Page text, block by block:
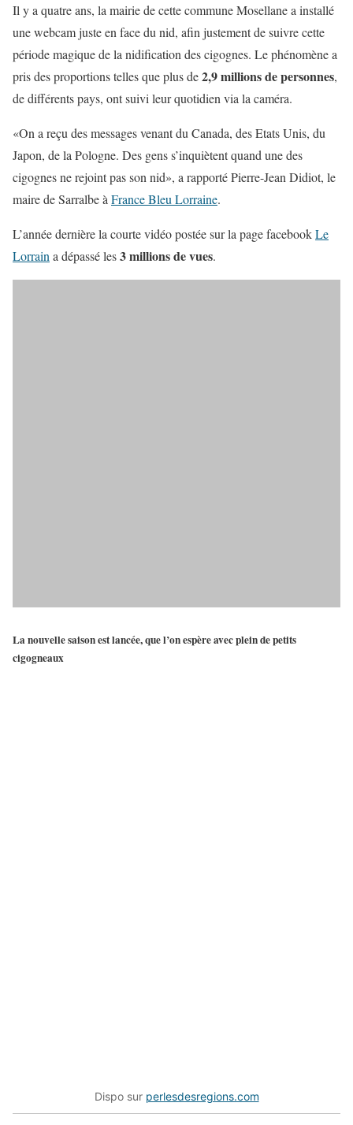
Il y a quatre ans, la mairie de cette commune Mosellane a installé
une webcam juste en face du nid, afin justement de suivre cette
période magique de la nidification des cigognes. Le phénomène a
pris des proportions telles que plus de2,9 millions de personnes,
de différents pays, ont suivi leur quotidien via la caméra.
«On a reçu des messages venant du Canada, des Etats Unis, du
Japon, de la Pologne. Des gens s’inquiètent quand une des
cigognes ne rejoint pas son nid», a rapporté Pierre-Jean Didiot, le
maire de Sarralbe à France Bleu Lorraine.
L’année dernière la courte vidéo postée sur la page facebookLe
Lorrain a dépassé les3 millions de vues.
La nouvelle saison est lancée, que l’on espère avec plein de petits
cigogneaux
Dispo sur perlesdesregions.com